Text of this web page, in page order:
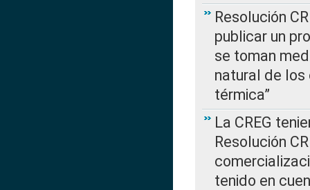
Resolución
publicar un
se toman
natural de los
térmica”
La CREG
Resolución
tenido en